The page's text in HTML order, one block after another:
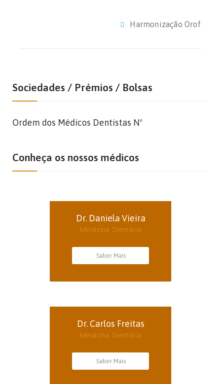
Harmonização Orofacial
Sociedades / Prémios / Bolsas
Ordem dos Médicos Dentistas Nº
Conheça os nossos médicos
Dr. Daniela Vieira
Medicina Dentária
Saber Mais
Dr. Carlos Freitas
Medicina Dentária
Saber Mais